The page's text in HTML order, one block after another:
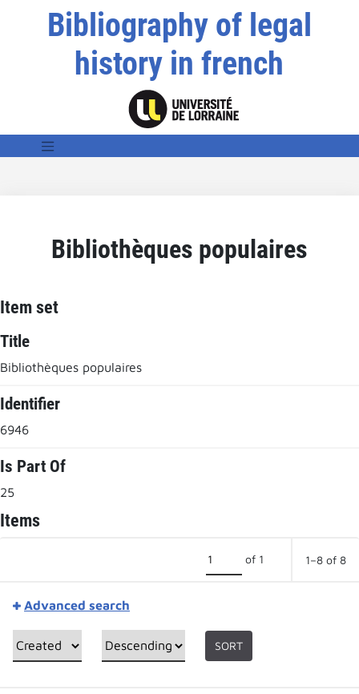
Bibliography of legal
history in french
Bibliothèques populaires
Item set
Title
Bibliothèques populaires
Identifier
6946
Is Part Of
25
Items
of 1 1–8 of 8
Advanced search
SORT